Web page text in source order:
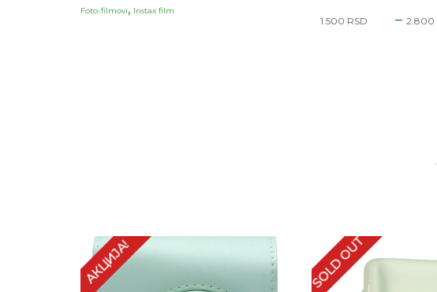
Foto-filmovi, Instax film
1.500 RSD – 2.800
АКЦИЈА! SOLD OUT